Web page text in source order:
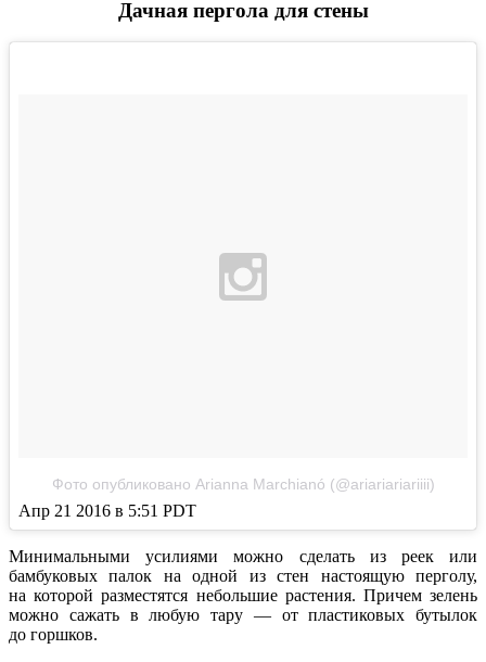
Дачная пергола для стены
Фото опубликовано Arianna Marchianó (@ariariariariiii)
Апр 21 2016 в 5:51 PDT
Минимальными усилиями можно сделать из реек или
бамбуковых палок на одной из стен настоящую перголу,
на которой разместятся небольшие растения. Причем зелень
можно сажать в любую тару — от пластиковых бутылок
до горшков.